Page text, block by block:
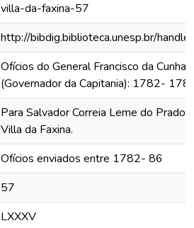
villa-da-faxina-57
http://bibdig.biblioteca.unesp.br/
Ofícios do General Francisco da Cunha
(Governador da Capitania): 1782-
Para Salvador Correia Leme do Prado,
Villa da Faxina.
Ofícios enviados entre 1782- 86
57
LXXXV